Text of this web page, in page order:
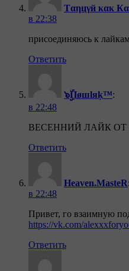
Тαηцγй κακ
в 22:38
присоединяюсь к
Ответить
๖ۣۣۜПøшlяķ™:
в 22:48
ВЕСЕННИЙ ЛАЙК
Ответить
Heaven.MasteR:
в 22:48
Привет, го взаимную
https://vk.com/
Ответить